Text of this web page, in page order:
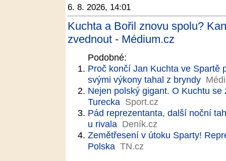
6. 8. 2026, 14:01
Kuchta a Bořil znovu spolu?
zvednout - Médium.cz
Podobné:
Proč končí Jan Kuchta ve Spartě
svými výkony tahal z bryndy
Nejen polský gigant. O Kuchtu
Turecka Sport.cz
Pád reprezentanta, další noční
u rivala Deník.cz
Zemětřesení v útoku Sparty!
Polska TN.cz